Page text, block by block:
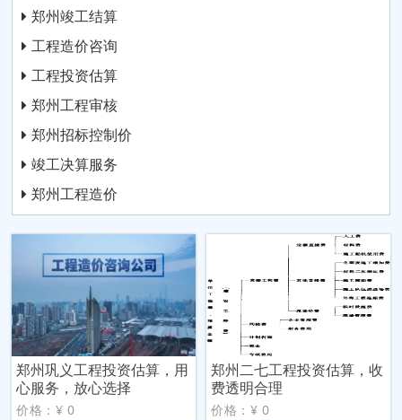
郑州竣工结算
工程造价咨询
工程投资估算
郑州工程审核
郑州招标控制价
竣工决算服务
郑州工程造价
郑州巩义工程投资估算，用
心服务，放心选择
价格：¥ 0
郑州二七工程投资估算，收
费透明合理
价格：¥ 0